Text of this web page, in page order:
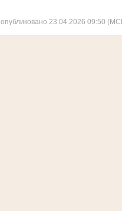
опубликовано 23.04.2026 09:50